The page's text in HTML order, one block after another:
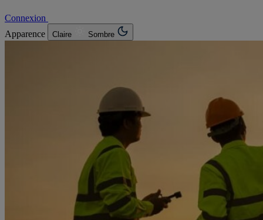
Connexion
Apparence
Claire Sombre